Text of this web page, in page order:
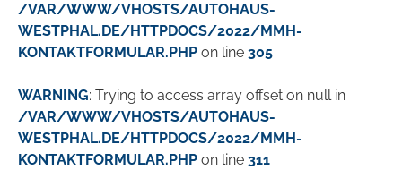
/VAR/WWW/VHOSTS/AUTOHAUS-
WESTPHAL.DE/HTTPDOCS/2022/MMH-
KONTAKTFORMULAR.PHP on line 305
WARNING: Trying to access array offset on null in
/VAR/WWW/VHOSTS/AUTOHAUS-
WESTPHAL.DE/HTTPDOCS/2022/MMH-
KONTAKTFORMULAR.PHP on line 311